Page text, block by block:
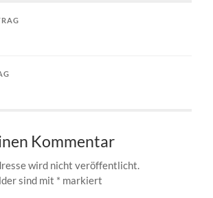
Kommentar
wird nicht veröffentlicht.
sind mit * markiert